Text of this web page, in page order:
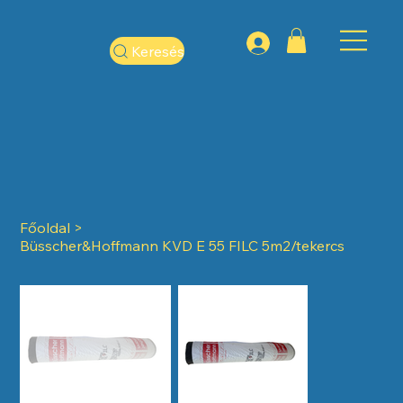
Keresés
Főoldal >
Büsscher&Hoffmann KVD E 55 FILC 5m2/tekercs